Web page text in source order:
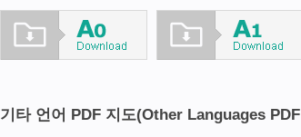
기타 언어 PDF 지도(Other Languages